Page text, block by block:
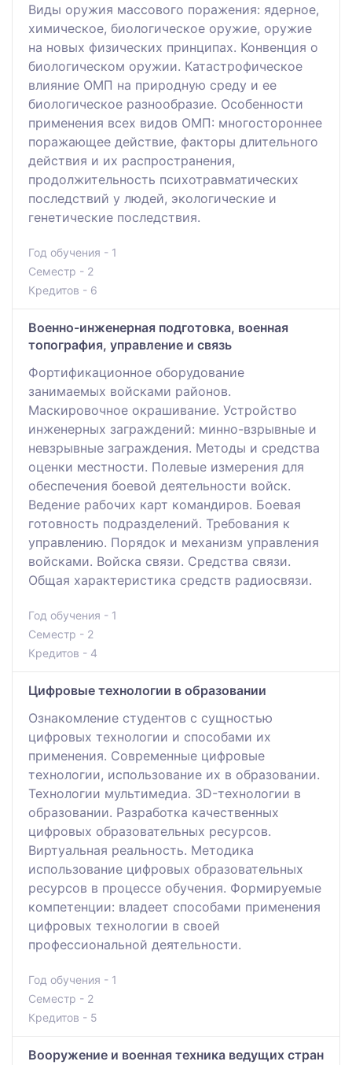
Виды оружия массового поражения: ядерное,
химическое, биологическое оружие, оружие
на новых физических принципах. Конвенция о
биологическом оружии. Катастрофическое
влияние ОМП на природную среду и ее
биологическое разнообразие. Особенности
применения всех видов ОМП: многостороннее
поражающее действие, факторы длительного
действия и их распространения,
продолжительность психотравматических
последствий у людей, экологические и
генетические последствия.
Год обучения - 1
Семестр - 2
Кредитов - 6
Военно-инженерная подготовка, военная
топография, управление и связь
Фортификационное оборудование
занимаемых войсками районов.
Маскировочное окрашивание. Устройство
инженерных заграждений: минно-взрывные и
невзрывные заграждения. Методы и средства
оценки местности. Полевые измерения для
обеспечения боевой деятельности войск.
Ведение рабочих карт командиров. Боевая
готовность подразделений. Требования к
управлению. Порядок и механизм управления
войсками. Войска связи. Средства связи.
Общая характеристика средств радиосвязи.
Год обучения - 1
Семестр - 2
Кредитов - 4
Цифровые технологии в образовании
Ознакомление студентов с сущностью
цифровых технологии и способами их
применения. Современные цифровые
технологии, использование их в образовании.
Технологии мультимедиа. 3D-технологии в
образовании. Разработка качественных
цифровых образовательных ресурсов.
Виртуальная реальность. Методика
использование цифровых образовательных
ресурсов в процессе обучения. Формируемые
компетенции: владеет способами применения
цифровых технологии в своей
профессиональной деятельности.
Год обучения - 1
Семестр - 2
Кредитов - 5
Вооружение и военная техника ведущих стран